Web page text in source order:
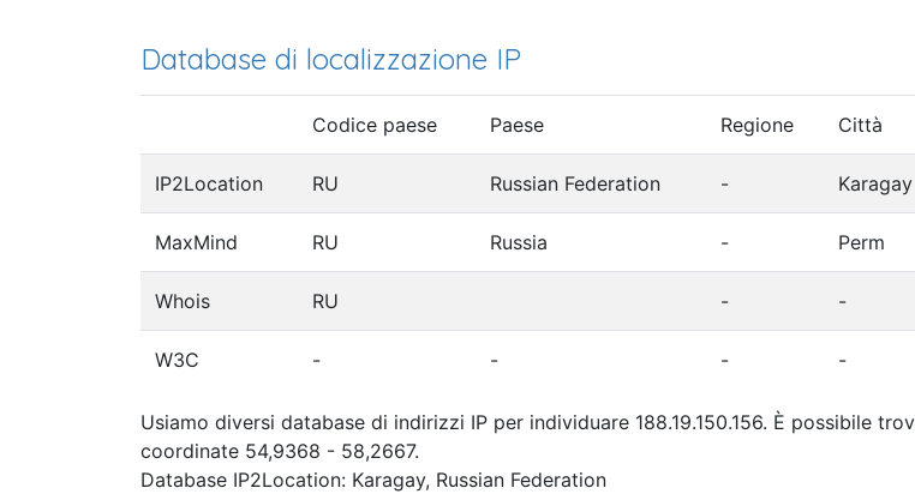
Database di localizzazione IP
Codice paese Paese Regione Città
IP2Location RU Russian Federation - Karagay
MaxMind RU Russia - Perm
Whois RU - -
W3C - - - -
Usiamo diversi database di indirizzi IP per individuare 188.19.150.156. È possibile
coordinate 54,9368 - 58,2667.
Database IP2Location: Karagay, Russian Federation